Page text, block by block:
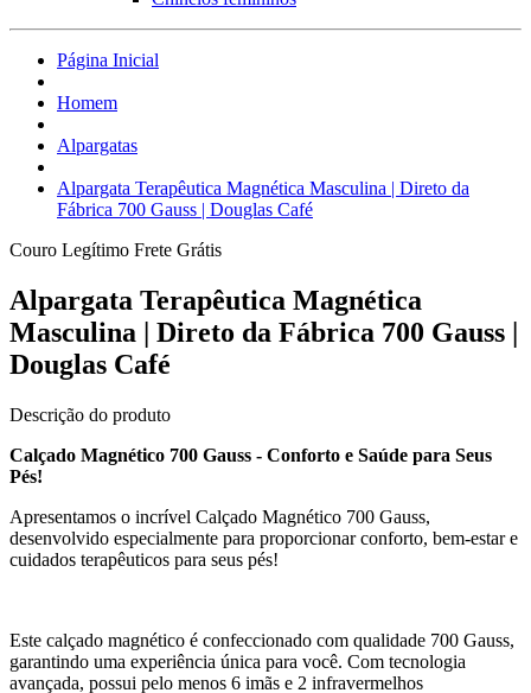
Página Inicial
Homem
Alpargatas
Alpargata Terapêutica Magnética Masculina | Direto da
Fábrica 700 Gauss | Douglas Café
Couro Legítimo Frete Grátis
Alpargata Terapêutica Magnética
Masculina | Direto da Fábrica 700 Gauss |
Douglas Café
Descrição do produto
Calçado Magnético 700 Gauss - Conforto e Saúde para Seus
Pés!
Apresentamos o incrível Calçado Magnético 700 Gauss,
desenvolvido especialmente para proporcionar conforto, bem-estar e
cuidados terapêuticos para seus pés!
Este calçado magnético é confeccionado com qualidade 700 Gauss,
garantindo uma experiência única para você. Com tecnologia
avançada, possui pelo menos 6 imãs e 2 infravermelhos